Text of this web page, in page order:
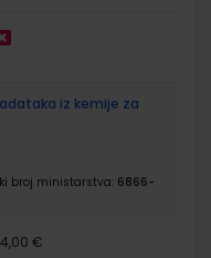
iz kemije za
broj ministarstva: 6866-
€